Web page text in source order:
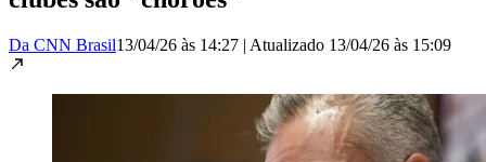
Da CNN Brasil13/04/26 às 14:27 | Atualizado 13/04/26 às 15:09